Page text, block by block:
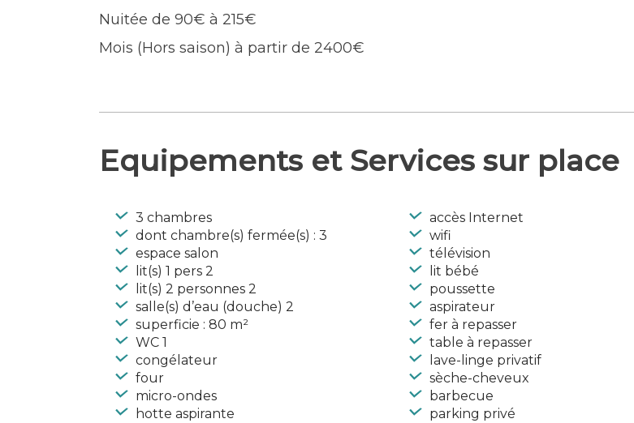
Nuitée de 90€ à 215€
Mois (Hors saison) à partir de 2400€
Equipements et Services sur place
3 chambres
dont chambre(s) fermée(s) : 3
espace salon
lit(s) 1 pers 2
lit(s) 2 personnes 2
salle(s) d’eau (douche) 2
superficie : 80 m²
WC 1
congélateur
four
micro-ondes
hotte aspirante
accès Internet
wifi
télévision
lit bébé
poussette
aspirateur
fer à repasser
table à repasser
lave-linge privatif
sèche-cheveux
barbecue
parking privé